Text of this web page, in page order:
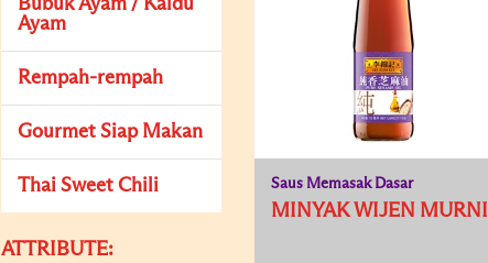
Bubuk Ayam / Kaldu
Ayam
Rempah-rempah
Gourmet Siap Makan
Thai Sweet Chili
ATTRIBUTE:
Saus Memasak Dasar
MINYAK WIJEN MURNI